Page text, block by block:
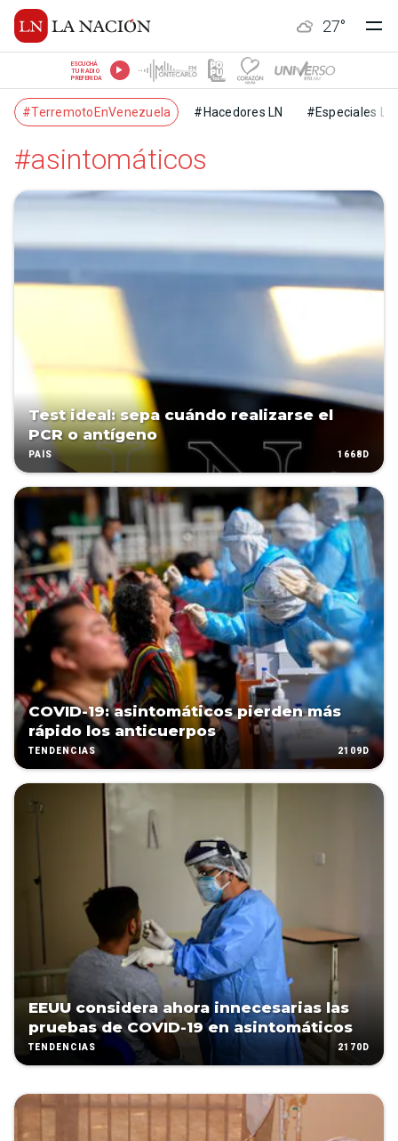
27°
ESCUCHÁ
TU RADIO
PREFERIDA
#TerremotoEnVenezuela #Hacedores LN #Especiales LN
#asintomáticos
Test ideal: sepa cuándo realizarse el
PCR o antígeno
PAÍS 1668D
COVID-19: asintomáticos pierden más
rápido los anticuerpos
TENDENCIAS 2109D
EEUU considera ahora innecesarias las
pruebas de COVID-19 en asintomáticos
TENDENCIAS 2170D